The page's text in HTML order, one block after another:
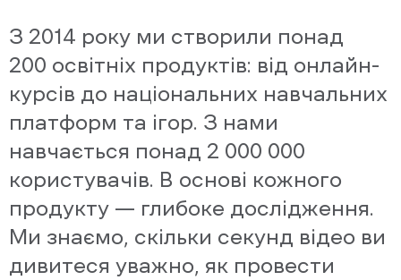
З 2014 року ми створили понад
200 освітніх продуктів: від онлайн-
курсів до національних навчальних
платформ та ігор. З нами
навчається понад 2 000 000
користувачів. В основі кожного
продукту — глибоке дослідження.
Ми знаємо, скільки секунд відео ви
дивитеся уважно, як провести